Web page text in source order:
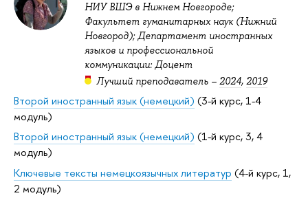
НИУ ВШЭ в Нижнем Новгороде;
Факультет гуманитарных наук (Нижний
Новгород); Департамент иностранных
языков и профессиональной
коммуникации: Доцент
Лучший преподаватель – 2024, 2019
Второй иностранный язык (немецкий) (3-й курс, 1-4
модуль)
Второй иностранный язык (немецкий) (1-й курс, 3, 4
модуль)
Ключевые тексты немецкоязычных литератур (4-й курс, 1,
2 модуль)